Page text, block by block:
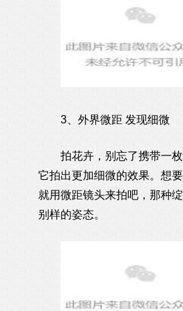
3、外界微距 发现细微
拍花卉，别忘了携带一枚
它拍出更加细微的效果。想
就用微距镜头来拍吧，那种
别样的姿态。